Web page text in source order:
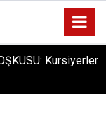
Kursiyerler